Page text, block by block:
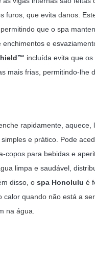
furos, que evita danos.
que o spa
e
incluída evita que
mais frias, permitindo-lhe
rapidamente, aquece,
e prático. Pode
copos para bebidas e
limpa e saudável,
disso, o spa Honolulu é
quando não está a
na água.